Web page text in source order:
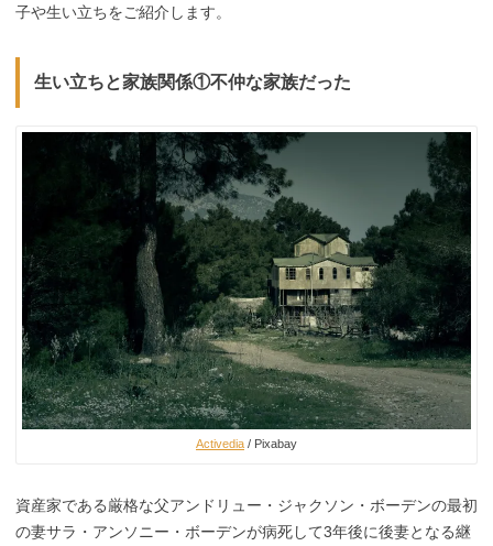
子や生い立ちをご紹介します。
生い立ちと家族関係①不仲な家族だった
Activedia / Pixabay
資産家である厳格な父アンドリュー・ジャクソン・ボーデンの最初
の妻サラ・アンソニー・ボーデンが病死して3年後に後妻となる継